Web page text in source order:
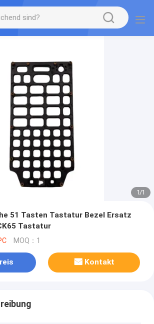
1/1
51 Tasten Tastatur Bezel Ersatz
Tastatur
MOQ：1
Kontakt